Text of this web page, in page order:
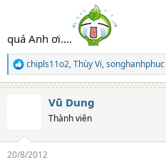
quá Anh ơi....
R
e
a
chipls11o2,Thùy Vi,songhanhphuc
Vũ Dung
Thành viên
20/8/2012